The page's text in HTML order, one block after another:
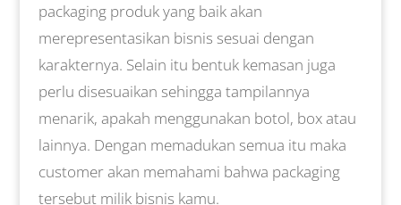
packaging produk yang baik akan
merepresentasikan bisnis sesuai dengan
karakternya. Selain itu bentuk kemasan juga
perlu disesuaikan sehingga tampilannya
menarik, apakah menggunakan botol, box atau
lainnya. Dengan memadukan semua itu maka
customer akan memahami bahwa packaging
tersebut milik bisnis kamu.